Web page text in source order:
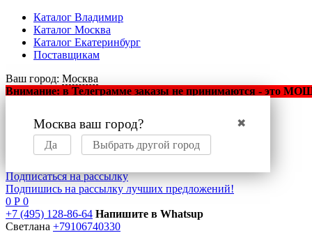
Каталог Владимир
Каталог Москва
Каталог Екатеринбург
Поставщикам
Ваш город: Москва
✖
Москва ваш город?
Да Выбрать другой город
Внимание: в Телеграмме заказы не принимаются - это
Оптовый маркетплейс
мобильных аксессуаров
Подписаться на рассылку
Подпишись на рассылку лучших предложений!
0 Р 0
+7 (495) 128-86-64 Напишите в Whatsup
Светлана +79106740330